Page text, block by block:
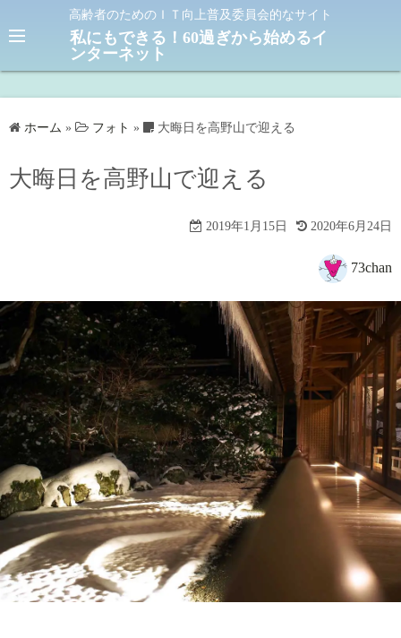
ン
へ
キ
高齢者のためのＩＴ向上普及委員会的なサイト
私にもできる！60過ぎから始めるイ
ンターネット
ホーム » フォト » 大晦日を高野山で迎える
大晦日を高野山で迎える
2019年1月15日 2020年6月24日
73chan